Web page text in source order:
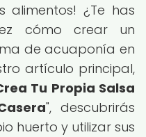
alimentos! ¿Te has
cómo crear un
de acuaponía en
artículo principal,
Tu Propia Salsa
", descubrirás
huerto y utilizar sus